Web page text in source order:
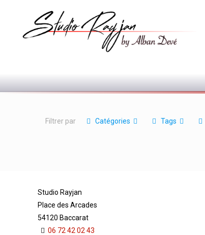
Filtrer par Catégories Tags
Studio Rayjan
Place des Arcades
54120 Baccarat
06 72 42 02 43